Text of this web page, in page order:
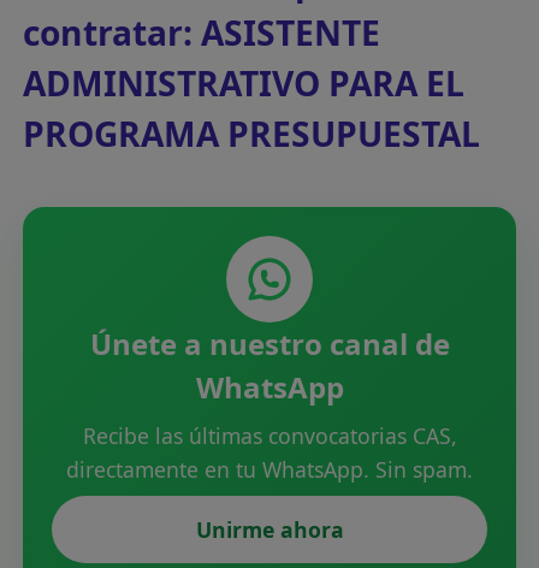
contratar: ASISTENTE
ADMINISTRATIVO PARA EL
PROGRAMA PRESUPUESTAL
Únete a nuestro canal de
WhatsApp
Recibe las últimas convocatorias CAS,
directamente en tu WhatsApp. Sin spam.
Unirme ahora